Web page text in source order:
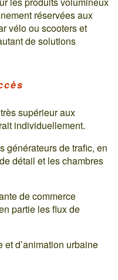
réservées aux
vélo ou scooters et
de solutions
supérieur aux
individuellement.
générateurs de trafic, en
détail et les chambres
de commerce
partie les flux de
d’animation urbaine